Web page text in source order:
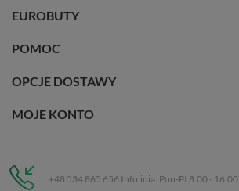
EUROBUTY
POMOC
OPCJE DOSTAWY
MOJE KONTO
+48 534 865 656 Infolinia: Pon-Pt 8:00 - 16:00